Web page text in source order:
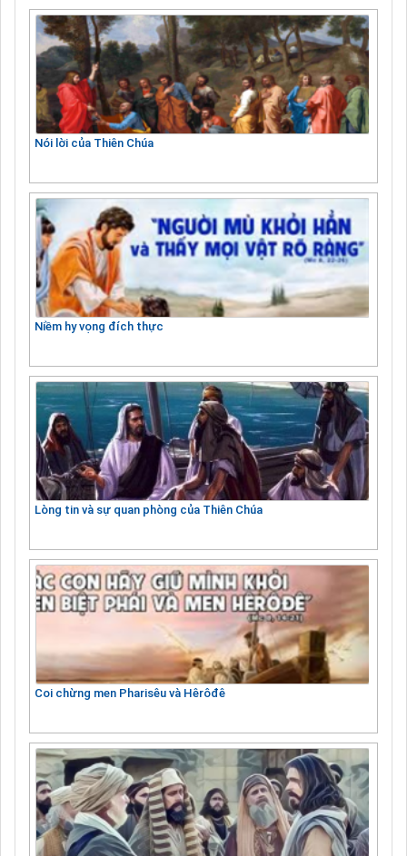
Nói lời của Thiên Chúa
Niềm hy vọng đích thực
Lòng tin và sự quan phòng của Thiên Chúa
Coi chừng men Pharisêu và Hêrôđê